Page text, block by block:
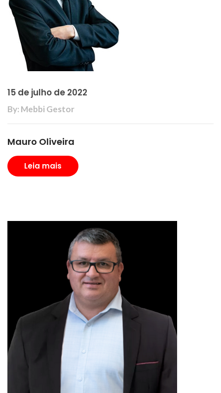
15 de julho de 2022
By: Mebbi Gestor
Mauro Oliveira
Leia mais